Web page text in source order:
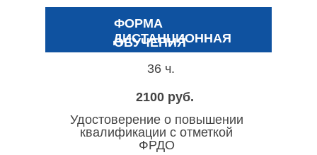
ФОРМА
ОБУЧЕНИЯ
ДИСТАНЦИОННАЯ
Удостоверение о повышении
квалификации с отметкой
ФРДО
36 ч.
2100 руб.